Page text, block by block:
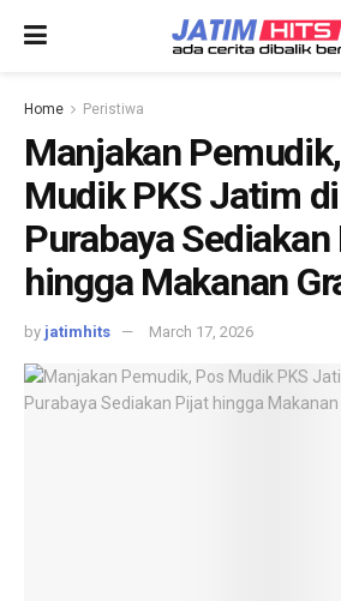
Home Peristiwa
Manjakan
Mudik PKS Jatim
Purabaya
hingga Makanan
by jatimhits March 17, 2026